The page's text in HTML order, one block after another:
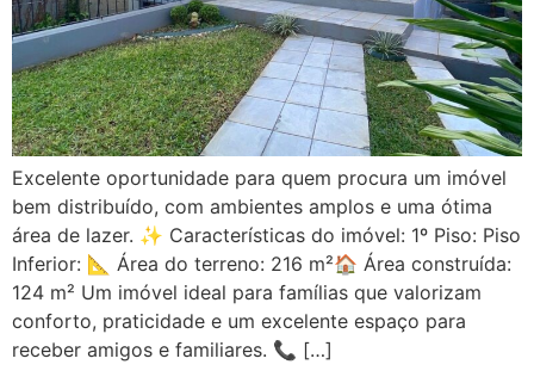
Excelente oportunidade para quem procura um imóvel
bem distribuído, com ambientes amplos e uma ótima
área de lazer. ✨ Características do imóvel: 1º Piso: Piso
Inferior: 📐 Área do terreno: 216 m²🏠 Área construída:
124 m² Um imóvel ideal para famílias que valorizam
conforto, praticidade e um excelente espaço para
receber amigos e familiares. 📞 […]